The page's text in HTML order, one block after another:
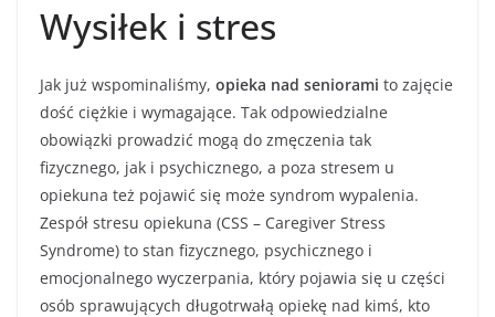
Wysiłek i stres
Jak już wspominaliśmy, opieka nad seniorami to zajęcie
dość ciężkie i wymagające. Tak odpowiedzialne
obowiązki prowadzić mogą do zmęczenia tak
fizycznego, jak i psychicznego, a poza stresem u
opiekuna też pojawić się może syndrom wypalenia.
Zespół stresu opiekuna (CSS – Caregiver Stress
Syndrome) to stan fizycznego, psychicznego i
emocjonalnego wyczerpania, który pojawia się u części
osób sprawujących długotrwałą opiekę nad kimś, kto